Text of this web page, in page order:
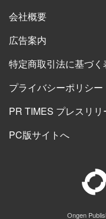
会社概要
広告案内
特定商取引法に基づく
プライバシーポリシー
PR TIMES プレスリリ
PC版サイトへ
Ongen